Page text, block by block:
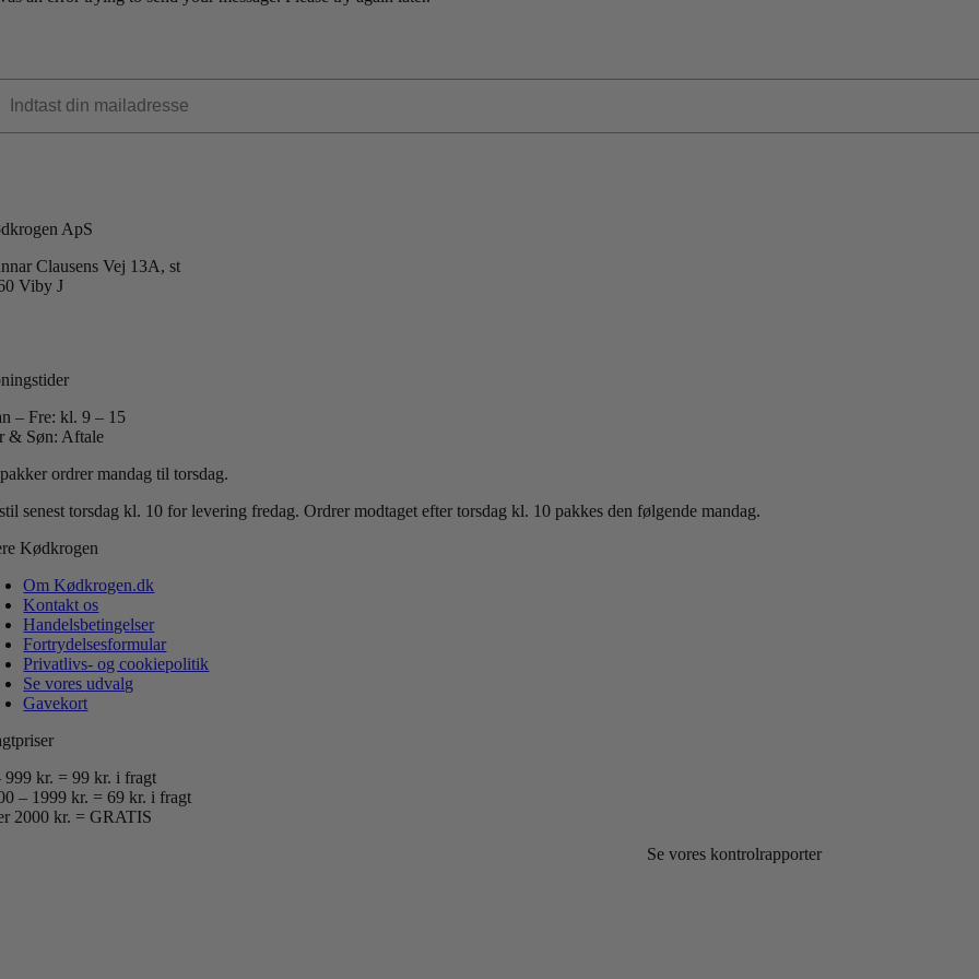
ApS
Clausens Vej 13A, st
Viby J
– Fre: kl. 9 – 15
& Søn: Aftale
ordrer mandag til torsdag.
senest torsdag kl. 10 for levering fredag.Ordrer modtaget efter torsdag kl. 10 pakkes den følgende mandag.
Kødkrogen
Om Kødkrogen.dk
Kontakt os
Handelsbetingelser
Fortrydelsesformular
Privatlivs- og cookiepolitik
Se vores udvalg
Gavekort
999 kr. = 99 kr. i fragt
– 1999 kr. = 69 kr. i fragt
2000 kr. = GRATIS
Se vores kontrolrapporter